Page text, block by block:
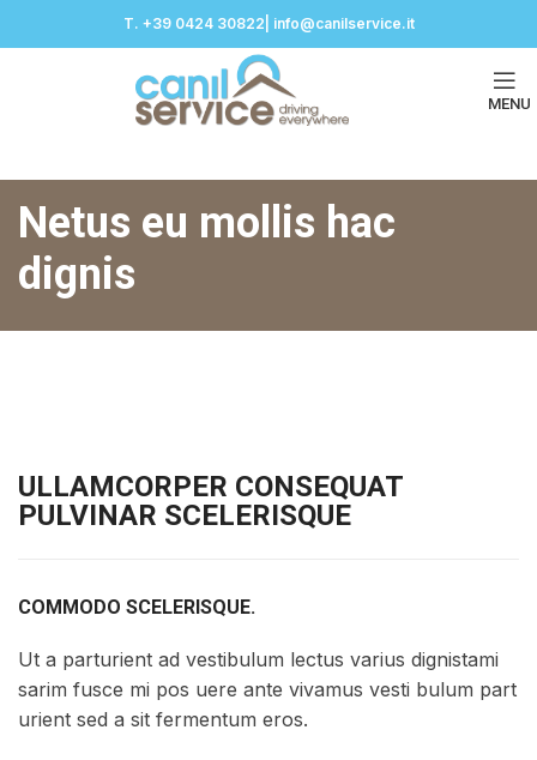
T. +39 0424 30822| info@canilservice.it
MENU
Netus eu mollis hac
dignis
ULLAMCORPER CONSEQUAT
PULVINAR SCELERISQUE
COMMODO SCELERISQUE.
Ut a parturient ad vestibulum lectus varius dignistami
sarim fusce mi pos uere ante vivamus vesti bulum part
urient sed a sit fermentum eros.